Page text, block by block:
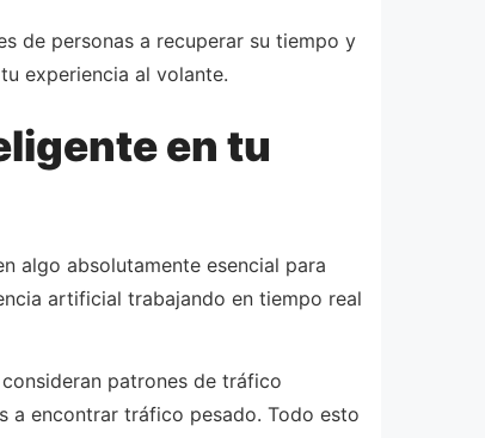
de personas a recuperar su tiempo y
experiencia al volante.
en tu
algo absolutamente esencial para
artificial trabajando en tiempo real
patrones de tráfico
a encontrar tráfico pesado. Todo esto